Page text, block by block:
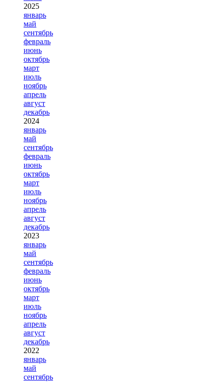
2025
январь
май
сентябрь
февраль
июнь
октябрь
март
июль
ноябрь
апрель
август
декабрь
2024
январь
май
сентябрь
февраль
июнь
октябрь
март
июль
ноябрь
апрель
август
декабрь
2023
январь
май
сентябрь
февраль
июнь
октябрь
март
июль
ноябрь
апрель
август
декабрь
2022
январь
май
сентябрь